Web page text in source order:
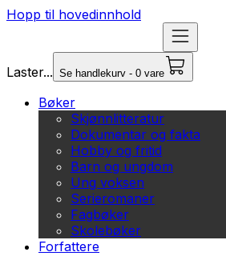
Hopp til hovedinnhold
Laster... Se handlekurv - 0 vare
Bøker
Skjønnlitteratur
Dokumentar og fakta
Hobby og fritid
Barn og ungdom
Ung voksen
Serieromaner
Fagbøker
Skolebøker
Forfattere